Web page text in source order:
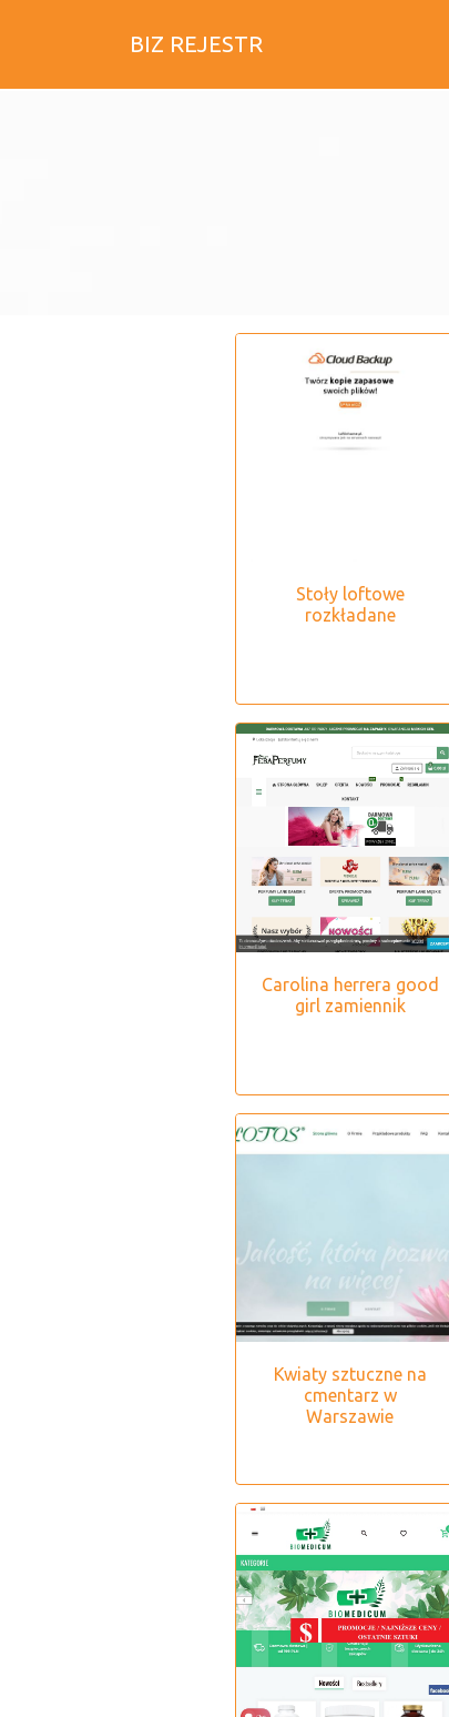
BIZ REJESTR
Stoły loftowe
rozkładane
Carolina herrera good
girl zamiennik
Kwiaty sztuczne na
cmentarz w
Warszawie